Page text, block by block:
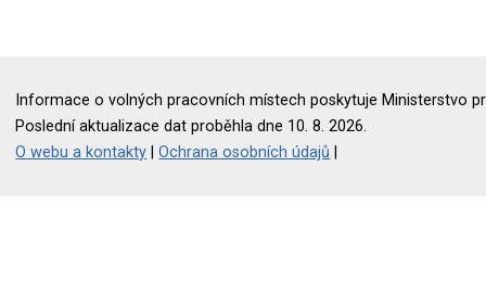
Informace o volných pracovních místech poskytuje Ministerstvo
Poslední aktualizace dat proběhla dne 10. 8. 2026.
O webu a kontakty |Ochrana osobních údajů